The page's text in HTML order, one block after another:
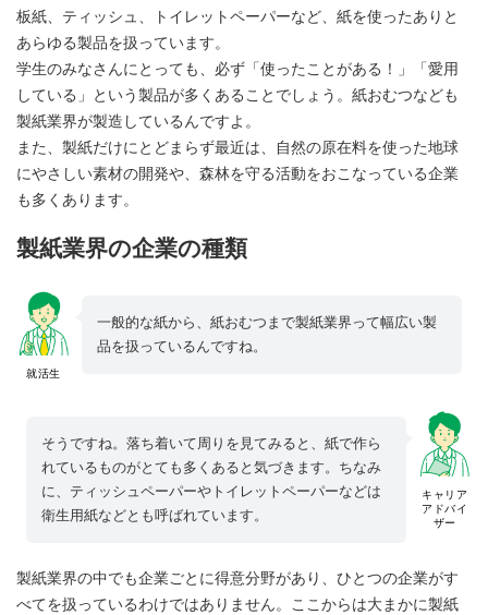
板紙、ティッシュ、トイレットペーパーなど、紙を使ったありと
あらゆる製品を扱っています。
学生のみなさんにとっても、必ず「使ったことがある！」「愛用
している」という製品が多くあることでしょう。紙おむつなども
製紙業界が製造しているんですよ。
また、製紙だけにとどまらず最近は、自然の原在料を使った地球
にやさしい素材の開発や、森林を守る活動をおこなっている企業
も多くあります。
製紙業界の企業の種類
就活生
一般的な紙から、紙おむつまで製紙業界って幅広い製
品を扱っているんですね。
キャリア
アドバイ
ザー
そうですね。落ち着いて周りを見てみると、紙で作ら
れているものがとても多くあると気づきます。ちなみ
に、ティッシュペーパーやトイレットペーパーなどは
衛生用紙などとも呼ばれています。
製紙業界の中でも企業ごとに得意分野があり、ひとつの企業がす
べてを扱っているわけではありません。ここからは大まかに製紙